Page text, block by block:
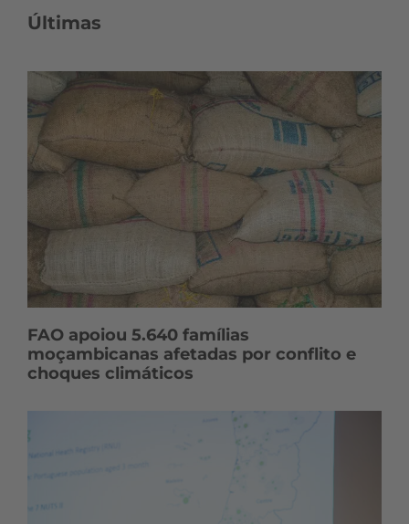
Últimas
FAO apoiou 5.640 famílias
moçambicanas afetadas por conflito e
choques climáticos